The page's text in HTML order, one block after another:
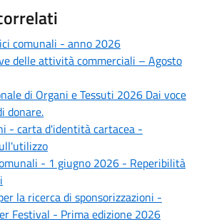
comunali - anno 2026
delle attività commerciali – Agosto
di Organi e Tessuti 2026 Dai voce
donare.
- carta d'identità cartacea -
- 1 giugno 2026 - Reperibilità
la ricerca di sponsorizzazioni -
Festival - Prima edizione 2026